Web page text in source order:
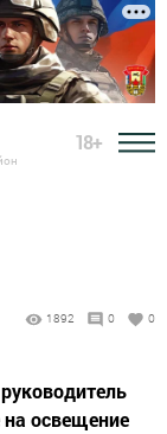
18+
1892 0 0
освещение